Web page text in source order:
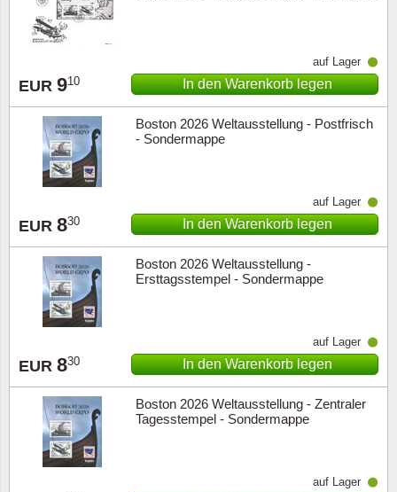
EUR 910
auf Lager
In den Warenkorb legen
Boston 2026 Weltausstellung - Postfrisch
- Sondermappe
EUR 830
auf Lager
In den Warenkorb legen
Boston 2026 Weltausstellung -
Ersttagsstempel - Sondermappe
EUR 830
auf Lager
In den Warenkorb legen
Boston 2026 Weltausstellung - Zentraler
Tagesstempel - Sondermappe
auf Lager